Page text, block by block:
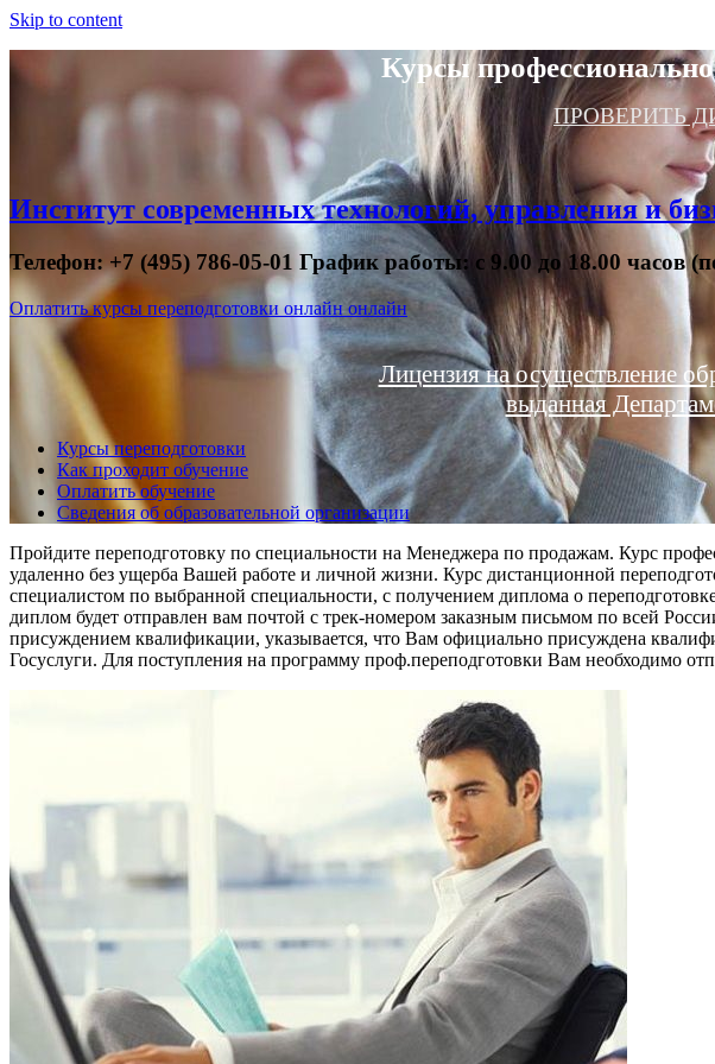
Skip to content
Курсы
ПРОВЕРИТЬ
Институт современных технологий, управления и
Телефон: +7 (495) 786-05-01 График работы: с 9.00 до 18.00 часов
Оплатить курсы переподготовки онлайн онлайн
Лицензия на осуществление
выданная
Курсы переподготовки
Как проходит обучение
Оплатить обучение
Сведения об образовательной организации
Пройдите переподготовку по специальности на Менеджера по продажам. Курс
удаленно без ущерба Вашей работе и личной жизни. Курс дистанционной
специалистом по выбранной специальности, с получением диплома о
диплом будет отправлен вам почтой с трек-номером заказным письмом по всей
присуждением квалификации, указывается, что Вам официально присуждена
Госуслуги. Для поступления на программу проф.переподготовки Вам необходимо